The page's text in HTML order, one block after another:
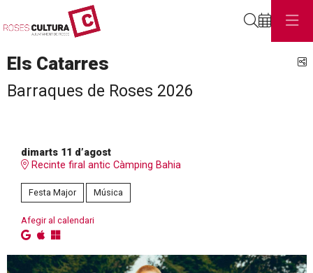
Els Catarres
Barraques de Roses 2026
dimarts 11 d’agost
Recinte firal antic Càmping Bahia
Festa Major Música
Afegir al calendari